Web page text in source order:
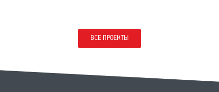
ВСЕ ПРОЕКТЫ